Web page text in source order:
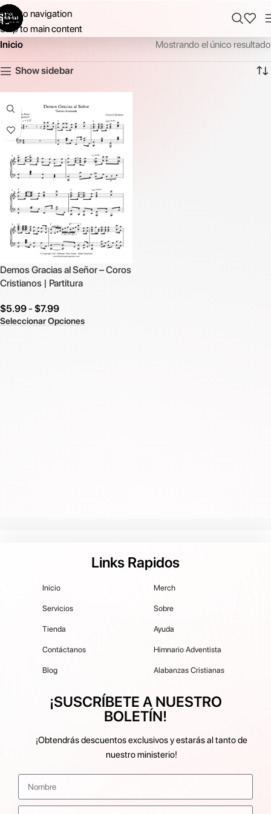
Skip to navigation
Skip to main content
Inicio
Mostrando el único resultado
Show sidebar
Demos Gracias al Señor – Coros
Cristianos | Partitura
$5.99- $7.99
Seleccionar Opciones
Links Rapidos
Inicio
Servicios
Tienda
Contáctanos
Blog
Merch
Sobre
Ayuda
Himnario Adventista
Alabanzas Cristianas
¡SUSCRÍBETE A NUESTRO
BOLETÍN!
¡Obtendrás descuentos exclusivos y estarás al tanto de
nuestro ministerio!